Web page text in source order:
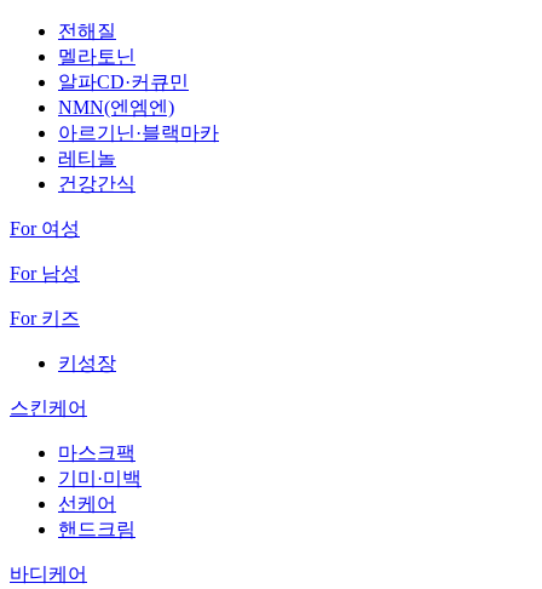
전해질
멜라토닌
알파CD·커큐민
NMN(엔엠엔)
아르기닌·블랙마카
레티놀
건강간식
For 여성
For 남성
For 키즈
키성장
스킨케어
마스크팩
기미·미백
선케어
핸드크림
바디케어